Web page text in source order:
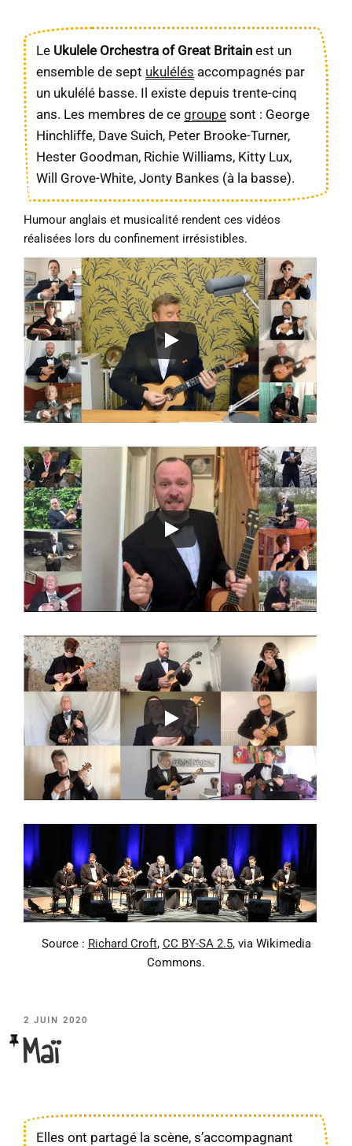
Le Ukulele Orchestra of Great Britain est un
ensemble de sept ukulélés accompagnés par
un ukulélé basse. Il existe depuis trente-cinq
ans. Les membres de cegroupe sont : George
Hinchliffe, Dave Suich, Peter Brooke-Turner,
Hester Goodman, Richie Williams, Kitty Lux,
Will Grove-White, Jonty Bankes (à la basse).
Humour anglais et musicalité rendent ces vidéos
réalisées lors du confinement irrésistibles.
Source : Richard Croft, CC BY-SA 2.5, via Wikimedia
Commons.
PUBLIÉ
2 JUIN 2020
Maï
Elles ont partagé la scène, s’accompagnant